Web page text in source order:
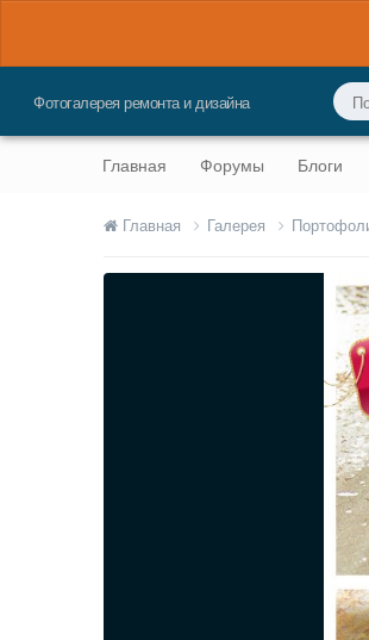
Фотогалерея ремонта и дизайна
Главная Форумы Блоги
Главная Галерея